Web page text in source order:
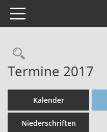
Toggle navigation
Termine 2017
Kalender
Niederschriften